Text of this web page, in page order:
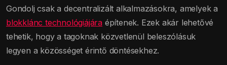
Gondolj csak a decentralizált alkalmazásokra, amelyek a
blokklánc technológiájára építenek. Ezek akár lehetővé
tehetik, hogy a tagoknak közvetlenül beleszólásuk
legyen a közösséget érintő döntésekhez.